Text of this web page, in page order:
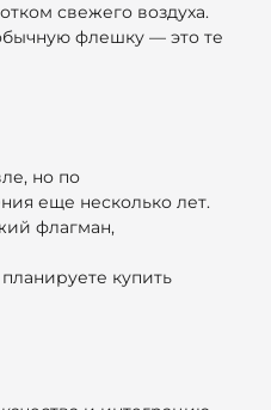
свежего воздуха.
флешку — это те
но по
еще несколько лет.
флагман,
купить